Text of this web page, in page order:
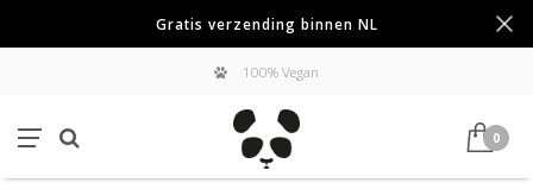
Gratis verzending binnen NL
100% Vegan
0